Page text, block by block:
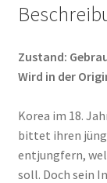
Zustand:
Wird in der
Korea im 18.
bittet ihren
entjungfern,
soll. Doch sein